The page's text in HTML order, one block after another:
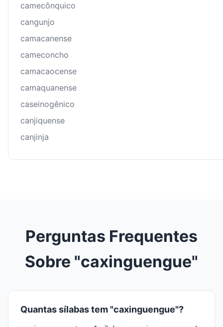
camecônquico
cangunjo
camacanense
cameconcho
camacaocense
camaquanense
caseinogênico
canjiquense
canjinja
Perguntas Frequentes
Sobre "caxinguengue"
Quantas sílabas tem "caxinguengue"?